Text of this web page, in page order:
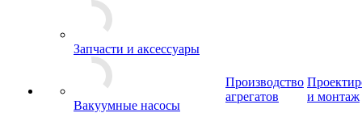
Запчасти и аксессуары
Вакуумные насосы
Производство
агрегатов
и монтаж